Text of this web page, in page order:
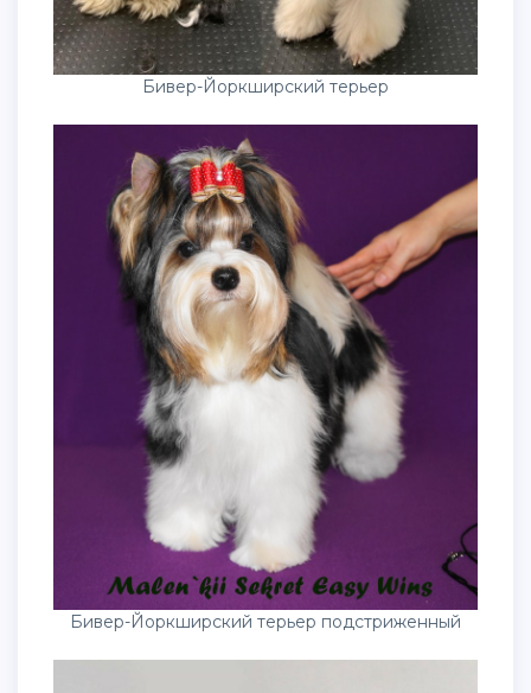
Бивер-Йоркширский терьер
Бивер-Йоркширский терьер подстриженный